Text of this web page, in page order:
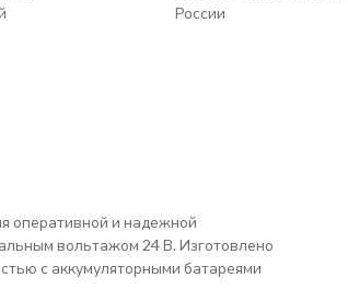
России
оперативной и надежной
вольтажом 24 В. Изготовлено
с аккумуляторными батареями